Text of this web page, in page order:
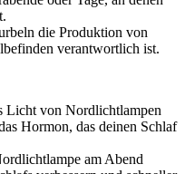
die Produktion von
verantwortlich ist.
Licht von Nordlichtlampen
Hormon, das deinen Schlaf
am Abend